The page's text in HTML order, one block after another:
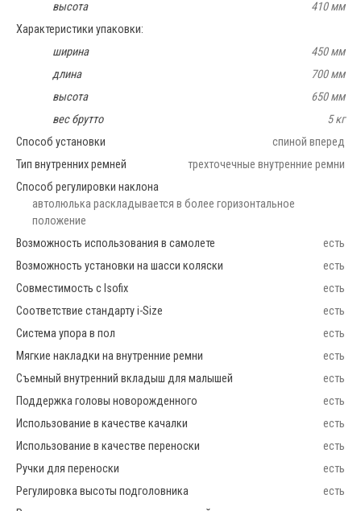
высота
410 мм
Характеристики упаковки:
ширина
450 мм
длина
700 мм
высота
650 мм
вес брутто
5 кг
Способ установки
спиной вперед
Тип внутренних ремней
трехточечные внутренние ремни
Способ регулировки наклона
автолюлька раскладывается в более горизонтальное
положение
Возможность использования в самолете
есть
Возможность установки на шасси коляски
есть
Совместимость с Isofix
есть
Соответствие стандарту i-Size
есть
Система упора в пол
есть
Мягкие накладки на внутренние ремни
есть
Съемный внутренний вкладыш для малышей
есть
Поддержка головы новорожденного
есть
Использование в качестве качалки
есть
Использование в качестве переноски
есть
Ручки для переноски
есть
Регулировка высоты подголовника
есть